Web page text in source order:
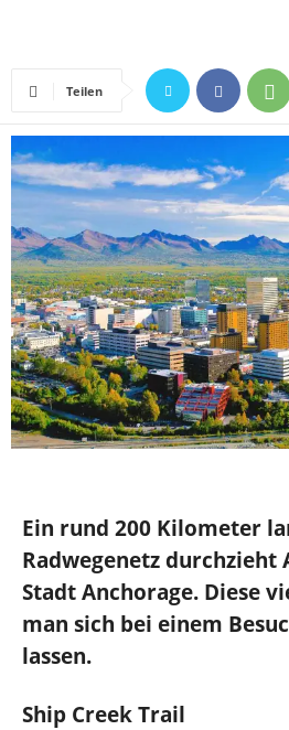
Teilen
Ein rund 200 Kilometer
Radwegenetz durchzieht
Stadt Anchorage. Diese
man sich bei einem
lassen.
Ship Creek Trail